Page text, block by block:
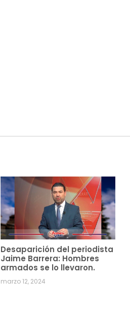
Desaparición del periodista
Jaime Barrera: Hombres
armados se lo llevaron.
marzo 12, 2024